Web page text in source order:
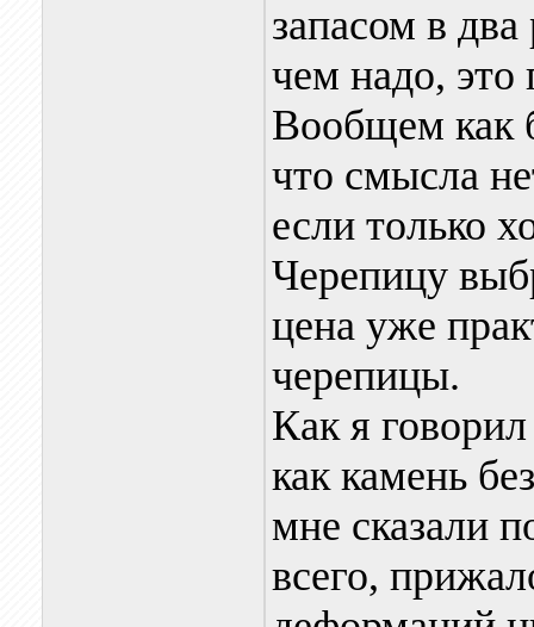
запасом в
чем надо, это
Вообщем как
что смысла
если только
Черепицу
цена уже
черепицы.
Как я
как камень
мне сказали
всего,